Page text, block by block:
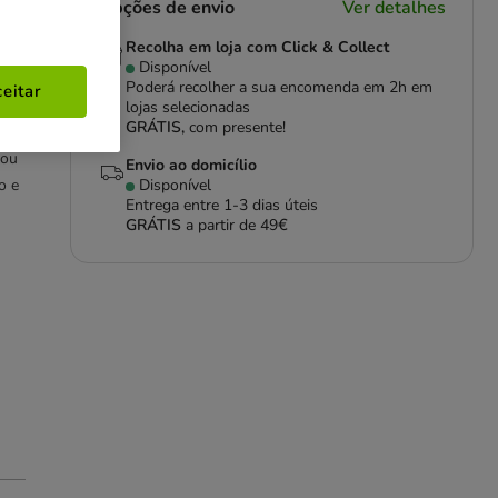
e
Opções de envio Ver detalhes
Recolha em loja com Click & Collect
Disponível
Poderá recolher a sua encomenda em 2h em
lojas selecionadas
GRÁTIS,com presente!
Envio ao domicílio
Disponível
Entrega entre 1-3 dias úteis
GRÁTIS a partir de 49€